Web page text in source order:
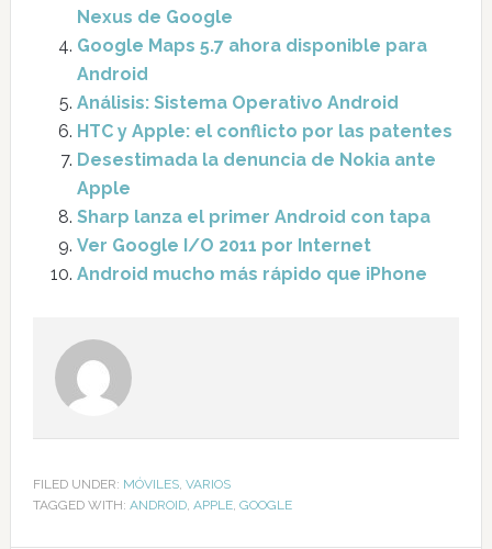
Nexus de Google
Google Maps 5.7 ahora disponible para
Android
Análisis: Sistema Operativo Android
HTC y Apple: el conflicto por las patentes
Desestimada la denuncia de Nokia ante
Apple
Sharp lanza el primer Android con tapa
Ver Google I/O 2011 por Internet
Android mucho más rápido que iPhone
FILED UNDER: MÓVILES, VARIOS
TAGGED WITH: ANDROID, APPLE, GOOGLE